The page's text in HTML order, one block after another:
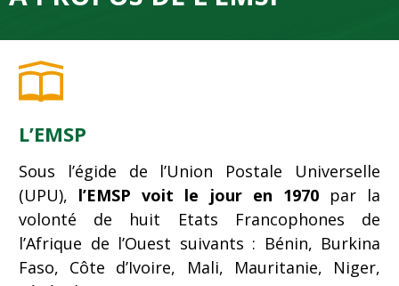
L’EMSP
Sous l’égide de l’Union Postale Universelle
(UPU), l’EMSP voit le jour en 1970par la
volonté de huit Etats Francophones de
l’Afrique de l’Ouest suivants : Bénin, Burkina
Faso, Côte d’Ivoire, Mali, Mauritanie, Niger,